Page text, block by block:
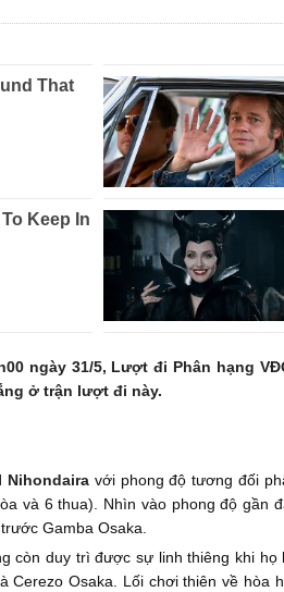
ngày 31/5, Lượt đi Phân hạng
ở trận lượt đi này.
Nihondairavới phong độ tương đối
và 6 thua). Nhìn vào phong độ gần
Gamba Osaka.
còn duy trì được sự linh thiêng khi
Osaka. Lối chơi thiên về hòa